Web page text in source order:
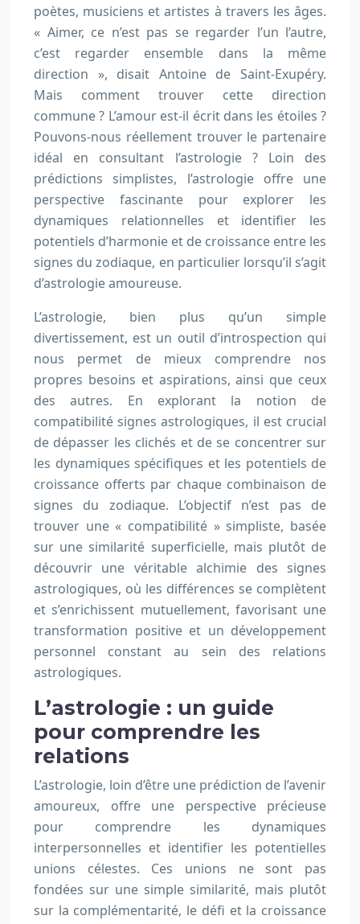
poètes, musiciens et artistes à travers les âges.
« Aimer, ce n’est pas se regarder l’un l’autre,
c’est regarder ensemble dans la même
direction », disait Antoine de Saint-Exupéry.
Mais comment trouver cette direction
commune ? L’amour est-il écrit dans les étoiles ?
Pouvons-nous réellement trouver le partenaire
idéal en consultant l’astrologie ? Loin des
prédictions simplistes, l’astrologie offre une
perspective fascinante pour explorer les
dynamiques relationnelles et identifier les
potentiels d’harmonie et de croissance entre les
signes du zodiaque, en particulier lorsqu’il s’agit
d’astrologie amoureuse.
L’astrologie, bien plus qu’un simple
divertissement, est un outil d’introspection qui
nous permet de mieux comprendre nos
propres besoins et aspirations, ainsi que ceux
des autres. En explorant la notion de
compatibilité signes astrologiques, il est crucial
de dépasser les clichés et de se concentrer sur
les dynamiques spécifiques et les potentiels de
croissance offerts par chaque combinaison de
signes du zodiaque. L’objectif n’est pas de
trouver une « compatibilité » simpliste, basée
sur une similarité superficielle, mais plutôt de
découvrir une véritable alchimie des signes
astrologiques, où les différences se complètent
et s’enrichissent mutuellement, favorisant une
transformation positive et un développement
personnel constant au sein des relations
astrologiques.
L’astrologie : un guide
pour comprendre les
relations
L’astrologie, loin d’être une prédiction de l’avenir
amoureux, offre une perspective précieuse
pour comprendre les dynamiques
interpersonnelles et identifier les potentielles
unions célestes. Ces unions ne sont pas
fondées sur une simple similarité, mais plutôt
sur la complémentarité, le défi et la croissance